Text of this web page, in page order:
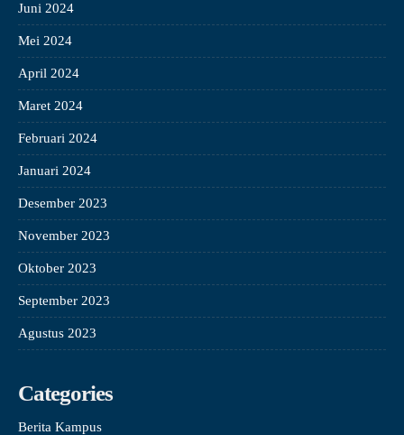
Juni 2024
Mei 2024
April 2024
Maret 2024
Februari 2024
Januari 2024
Desember 2023
November 2023
Oktober 2023
September 2023
Agustus 2023
Categories
Berita Kampus